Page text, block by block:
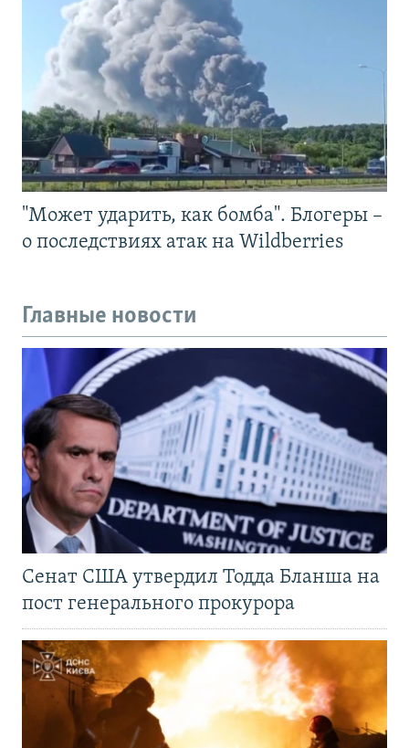
"Может ударить, как бомба". Блогеры –
о последствиях атак на Wildberries
Главные новости
Сенат США утвердил Тодда Бланша на
пост генерального прокурора